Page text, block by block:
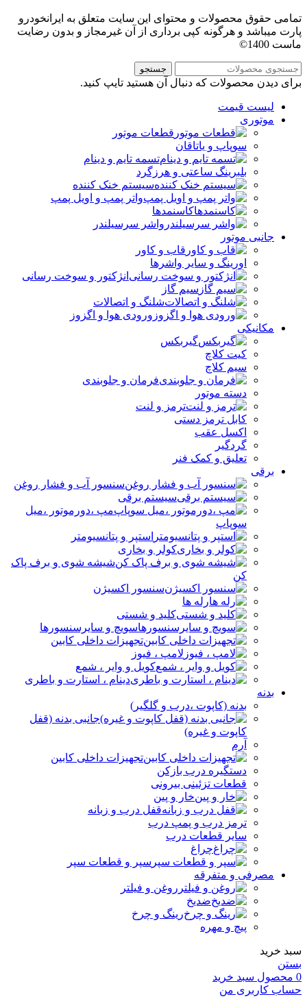
تمامی حقوق محصولات و محتوای این سایت متعلق به ایرانخودرو
پارت میباشد و هرگونه کپی برداری از آن غیرمجاز و بدون رضایت
ماست 1400©
جستجو
برای دیدن محصولات که دنبال آن هستید تایپ کنید.
لیست قیمت
موتوری
قطعات موتور
سوپاپ و یاتاقان
تسمه تایم و دینام
بلبرینگ ساعتی و هرزگرد
سیستم خنک کننده
واتر پمپ و اویل پمپ
کاسنمدها
واشر سرسیلندر
جانبی موتور
قاب و کاور
اورینگ و سایر واشرها
انژکتور و سوخت رسانی
سیم گاز
شلنگ و اتصالات
ورودی هوا و اگزوز
مکانیکی
گیربکس
کیت کلاچ
سیم کلاچ
فرمان و جلوبندی
دسته موتور
ترمز و لنت
کابل ترمز دستی
اکسل عقب
گردگیر
تعلیق و کمک فنر
برقی
سنسور آب و فشار روغن
سیستم برقی
مپ ،دورموتور ،میل
سوپاپ
استپر و پتانسیومتر
کولر و بخاری
شیشه شوی و برف پاک
کن
سنسور اکسیژن
رله ها
کلید و شستی
سویچ و سایرسنسورها
تجهیزات داخلی کابین
لامپ ، فیوز
کویل و وایر ، شمع
دینام ، استارت و باطری
بدنه
بدنه (کاپوت ،درب و گلگیر)
جانبی بدنه (قفل
کاپوت و غیره)
آرم
تجهیزات داخلی کابین
دستگیره درب بازکن
قطعات تزئینی بیرونی
خار و پین
قفل درب و زبانه
ترمز درب و پمپ درب
سایر قطعات درب
چراغ
سپر و قطعات سپر
مصرفی و متفرقه
روغن و فیلتر
ضدیخ
رینگ و چرخ
پیچ و مهره
سبد خرید
بستن
0 محصول سبد خرید
حساب کاربری من